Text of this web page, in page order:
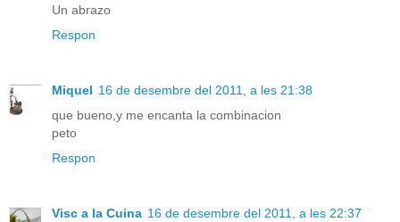
Un abrazo
Respon
Miquel 16 de desembre del 2011, a les 21:38
que bueno,y me encanta la combinacion
peto
Respon
Visc a la Cuina 16 de desembre del 2011, a les 22:37